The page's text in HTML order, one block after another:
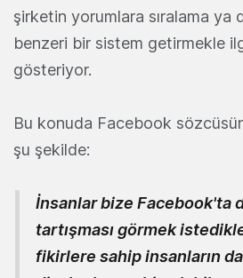
şirketin yorumlara sıralama ya
benzeri bir sistem getirmekle
gösteriyor.
Bu konuda Facebook
şu şekilde:
İnsanlar bize Facebook'ta
tartışması görmek
fikirlere sahip insanların